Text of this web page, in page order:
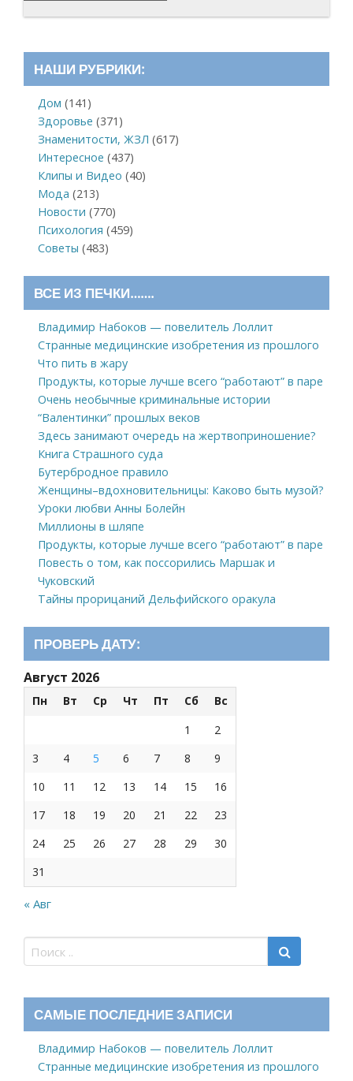
НАШИ РУБРИКИ:
Дом (141)
Здоровье (371)
Знаменитости, ЖЗЛ (617)
Интересное (437)
Клипы и Видео (40)
Мода (213)
Новости (770)
Психология (459)
Советы (483)
ВСЕ ИЗ ПЕЧКИ…….
Владимир Набоков — повелитель Лоллит
Странные медицинские изобретения из прошлого
Что пить в жару
Продукты, которые лучше всего “работают” в паре
Очень необычные криминальные истории
“Валентинки” прошлых веков
Здесь занимают очередь на жертвоприношение?
Книга Страшного суда
Бутербродное правило
Женщины–вдохновительницы: Каково быть музой?
Уроки любви Анны Болейн
Миллионы в шляпе
Продукты, которые лучше всего “работают” в паре
Повесть о том, как поссорились Маршак и
Чуковский
Тайны прорицаний Дельфийского оракула
ПРОВЕРЬ ДАТУ:
Август 2026
Пн Вт Ср Чт Пт Сб
Вс
1
2
3
4 5 6 7 8
9
10
11 12 13 14 15
16
17
18 19 20 21 22
23
24
25 26 27 28 29
30
31
« Авг
САМЫЕ ПОСЛЕДНИЕ ЗАПИСИ
Владимир Набоков — повелитель Лоллит
Странные медицинские изобретения из прошлого